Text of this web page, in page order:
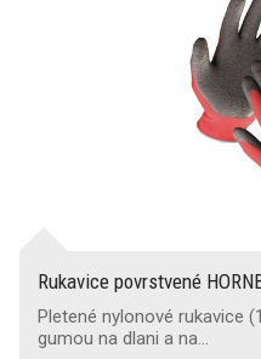
Rukavice povrstvené
Pletené nylonové rukavice
gumou na dlani a na…